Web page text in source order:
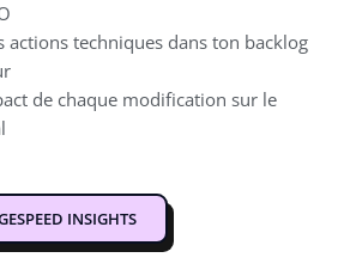
actions techniques dans ton backlog
de chaque modification sur le
INSIGHTS